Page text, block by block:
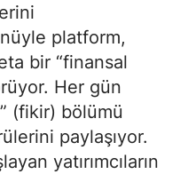
platform,
bir “finansal
Her gün
(fikir) bölümü
paylaşıyor.
yatırımcıların